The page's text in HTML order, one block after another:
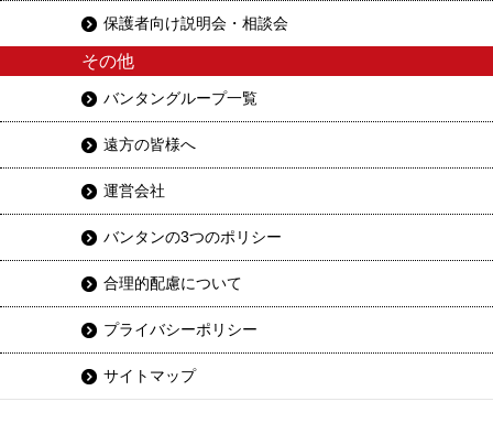
保護者向け説明会・相談会
その他
バンタングループ一覧
遠方の皆様へ
運営会社
バンタンの3つのポリシー
合理的配慮について
プライバシーポリシー
サイトマップ